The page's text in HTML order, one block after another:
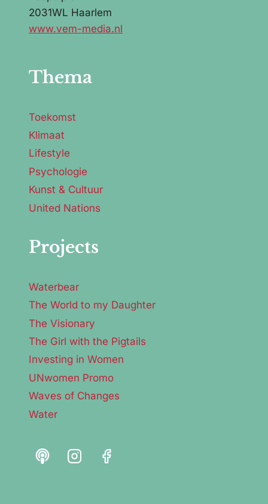
2031WL Haarlem
www.vem-media.nl
Thema
Toekomst
Klimaat
Lifestyle
Psychologie
Kunst & Cultuur
United Nations
Projects
Waterbear
The World to my Daughter
The Visionary
The Girl with the Pigtails
Investing in Women
UNwomen Promo
Waves of Changes
Water